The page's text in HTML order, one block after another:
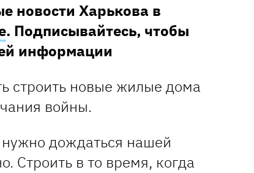
новости Харькова в
. Подписывайтесь, чтобы
информации
строить новые жилые дома
войны.
нужно дождаться нашей
Строить в то время, когда